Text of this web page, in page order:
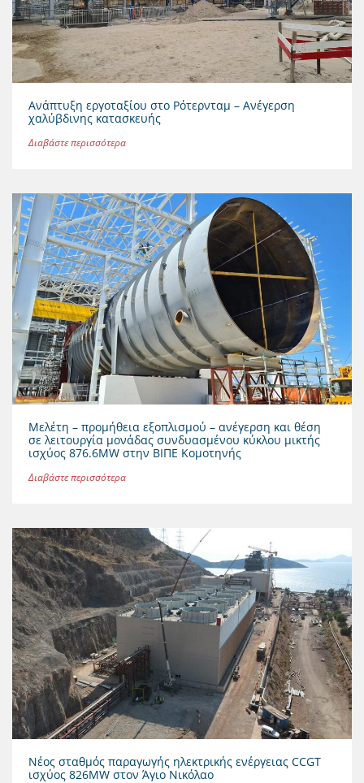
Ανάπτυξη εργοταξίου στο Ρότερνταμ – Ανέγερση
χαλύβδινης κατασκευής
Διαβάστε περισσότερα
Μελέτη – προμήθεια εξοπλισμού – ανέγερση και θέση
σε λειτουργία μονάδας συνδυασμένου κύκλου μικτής
ισχύος 876.6MW στην ΒΙΠΕ Κομοτηνής
Διαβάστε περισσότερα
Νέος σταθμός παραγωγής ηλεκτρικής ενέργειας CCGT
ισχύος 826MW στον Άγιο Νικόλαο